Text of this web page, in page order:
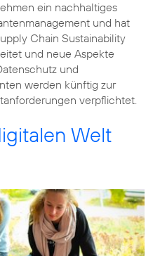
ein nachhaltiges
und hat
Chain Sustainability
und neue Aspekte
und
werden künftig zur
verpflichtet.
Welt